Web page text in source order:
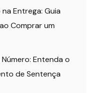
Entrega: Guia
Comprar um
Entenda o
de Sentença